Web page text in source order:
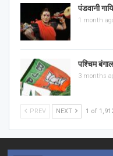
पंडवानी
1 month
पश्चिम
3 months
PREV NEXT 1 of